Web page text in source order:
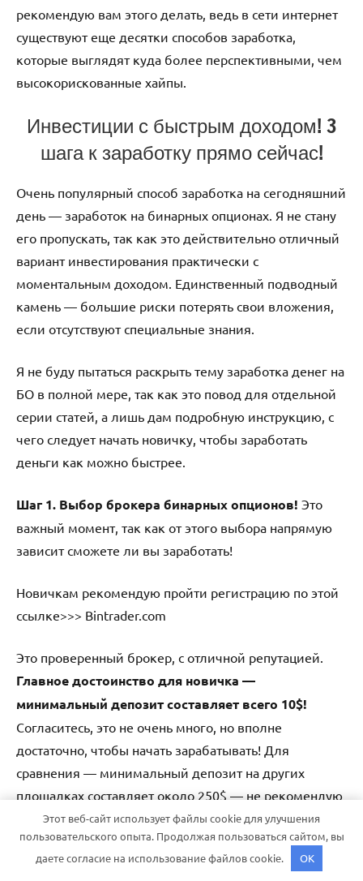
рекомендую вам этого делать, ведь в сети интернет
существуют еще десятки способов заработка,
которые выглядят куда более перспективными, чем
высокорискованные хайпы.
Инвестиции с быстрым доходом! 3
шага к заработку прямо сейчас!
Очень популярный способ заработка на сегодняшний
день — заработок на бинарных опционах. Я не стану
его пропускать, так как это действительно отличный
вариант инвестирования практически с
моментальным доходом. Единственный подводный
камень — большие риски потерять свои вложения,
если отсутствуют специальные знания.
Я не буду пытаться раскрыть тему заработка денег на
БО в полной мере, так как это повод для отдельной
серии статей, а лишь дам подробную инструкцию, с
чего следует начать новичку, чтобы заработать
деньги как можно быстрее.
Шаг 1. Выбор брокера бинарных опционов! Это
важный момент, так как от этого выбора напрямую
зависит сможете ли вы заработать!
Новичкам рекомендую пройти регистрацию по этой
ссылке>>> Bintrader.com
Это проверенный брокер, с отличной репутацией.
Главное достоинство для новичка —
минимальный депозит составляет всего 10$!
Согласитесь, это не очень много, но вполне
достаточно, чтобы начать зарабатывать! Для
сравнения — минимальный депозит на других
площадках составляет около 250$ — не рекомендую
новичкам начинать с таких крупных сумм.
Шаг 2. Выбор стратегии для торговли!
Этот веб-сайт использует файлы cookie для улучшения
пользовательского опыта. Продолжая пользоваться сайтом, вы
даете согласие на использование файлов cookie.
OK